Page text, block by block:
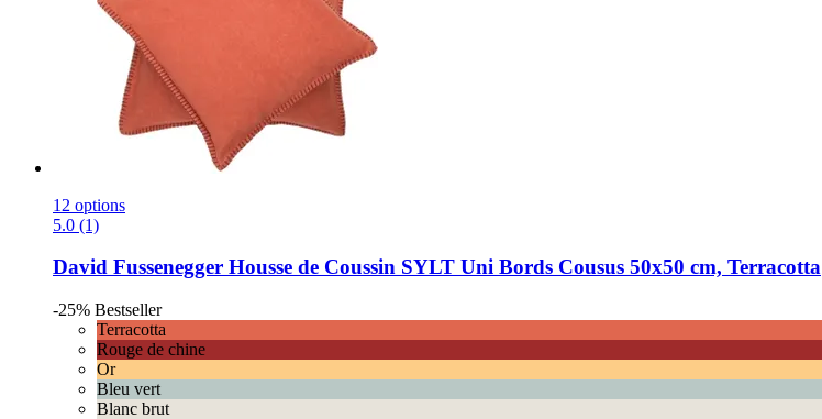
12 options
5.0 (1)
David Fussenegger Housse de Coussin SYLT Uni Bords Cousus 50x50 cm, Terracotta
-25% Bestseller
Terracotta
Rouge de chine
Or
Bleu vert
Blanc brut